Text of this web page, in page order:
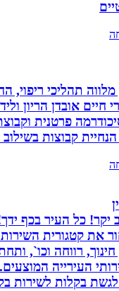
תהליכי ריפוי,
אובדן הריון ולידה
פרטנית וקבוצתית.
קבוצות בשילוב
כל העיר בכף ידך! יש
קטגורית השירות
רווחה וכו`, ותחת
העירייה המוצעים.
בקלות לשירות בקליק.